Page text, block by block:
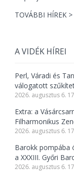
TOVÁBBI HÍREK >
A VIDÉK HÍREI
Perl, Váradi és
válogatott
2026. augusztus 6.
Extra: a
Filharmonikus
2026. augusztus 6.
Barokk pompába
a XXXIII. Győri
2026. augusztus 6.